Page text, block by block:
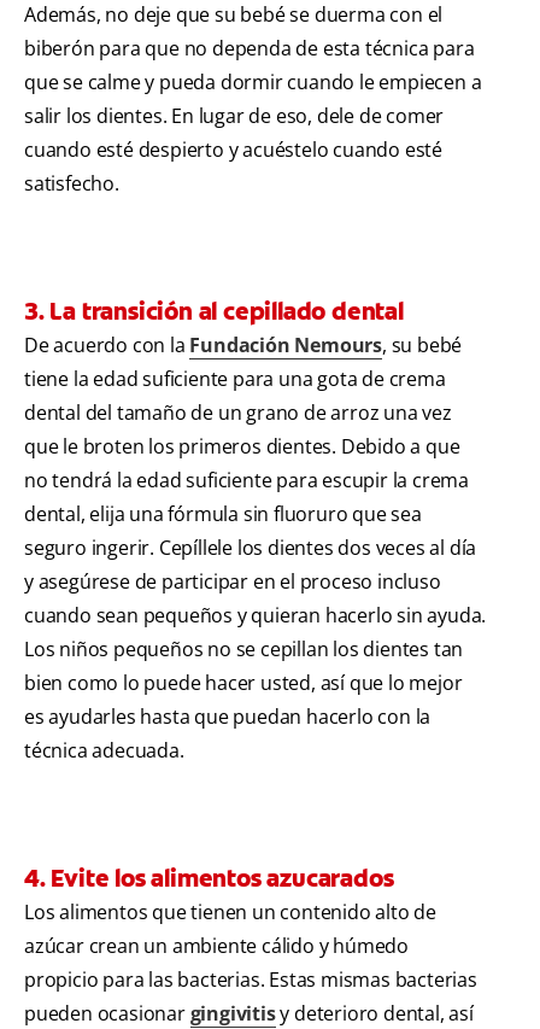
Además, no deje que su bebé se duerma con el
biberón para que no dependa de esta técnica para
que se calme y pueda dormir cuando le empiecen a
salir los dientes. En lugar de eso, dele de comer
cuando esté despierto y acuéstelo cuando esté
satisfecho.
3. La transición al cepillado dental
De acuerdo con la Fundación Nemours, su bebé
tiene la edad suficiente para una gota de crema
dental del tamaño de un grano de arroz una vez
que le broten los primeros dientes. Debido a que
no tendrá la edad suficiente para escupir la crema
dental, elija una fórmula sin fluoruro que sea
seguro ingerir. Cepíllele los dientes dos veces al día
y asegúrese de participar en el proceso incluso
cuando sean pequeños y quieran hacerlo sin ayuda.
Los niños pequeños no se cepillan los dientes tan
bien como lo puede hacer usted, así que lo mejor
es ayudarles hasta que puedan hacerlo con la
técnica adecuada.
4. Evite los alimentos azucarados
Los alimentos que tienen un contenido alto de
azúcar crean un ambiente cálido y húmedo
propicio para las bacterias. Estas mismas bacterias
pueden ocasionargingivitisy deterioro dental, así